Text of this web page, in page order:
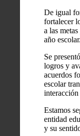
De igual
fortalecer
a las
año escolar.
Se
logros y
acuerdos
escolar
interacción
Estamos
entidad
y su